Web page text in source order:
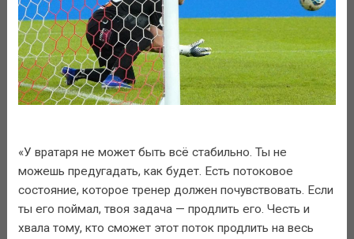
«У вратаря не может быть всё стабильно. Ты не
можешь предугадать, как будет. Есть потоковое
состояние, которое тренер должен почувствовать. Если
ты его поймал, твоя задача — продлить его. Честь и
хвала тому, кто сможет этот поток продлить на весь